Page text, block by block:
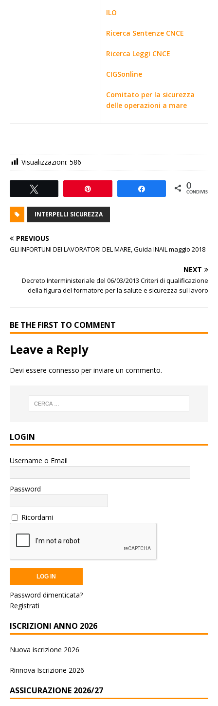
ILO
Ricerca Sentenze CNCE
Ricerca Leggi CNCE
CIGSonline
Comitato per la sicurezza
delle operazioni a mare
Visualizzazioni: 586
0
CONDIVISIONI
INTERPELLI SICUREZZA
PREVIOUS
GLI INFORTUNI DEI LAVORATORI DEL MARE, Guida INAIL maggio 2018
NEXT
Decreto Interministeriale del 06/03/2013 Criteri di qualificazione
della figura del formatore per la salute e sicurezza sul lavoro
BE THE FIRST TO COMMENT
Leave a Reply
Devi essere connesso per inviare un commento.
LOGIN
Username o Email
Password
Ricordami
Password dimenticata?
Registrati
ISCRIZIONI ANNO 2026
Nuova iscrizione 2026
Rinnova Iscrizione 2026
ASSICURAZIONE 2026/27